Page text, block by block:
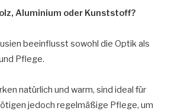
Aluminium oder Kunststoff?
beeinflusst sowohl die Optik als
Pflege.
natürlich und warm, sind ideal für
jedoch regelmäßige Pflege, um